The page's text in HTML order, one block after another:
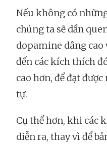
Nếu không có
chúng ta sẽ dần
dopamine dâng
đến các kích thích
cao hơn, để đạt
tự.
Cụ thể hơn, khi các
diễn ra, thay vì để